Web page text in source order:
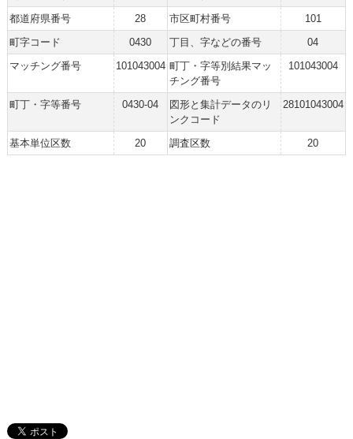
都道府県番号
28 市区町村番号
101
町字コード
0430 丁目、字などの番号
04
マッチング番号
101043004 町丁・字等別結果マッ
チング番号
101043004
町丁・字等番号 0430-04
図形と集計データのリ
ンクコード
28101043004
基本単位区数 20 調査区数 20